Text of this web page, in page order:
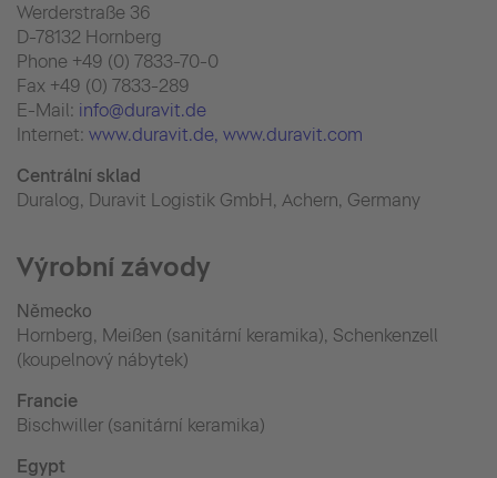
Werderstraße 36
D-78132 Hornberg
Phone +49 (0) 7833-70-0
Fax +49 (0) 7833-289
E-Mail: info@duravit.de
Internet: www.duravit.de, www.duravit.com
Centrální sklad
Duralog, Duravit Logistik GmbH, Achern, Germany
Výrobní závody
Německo
Hornberg, Meißen (sanitární keramika), Schenkenzell
(koupelnový nábytek)
Francie
Bischwiller (sanitární keramika)
Egypt